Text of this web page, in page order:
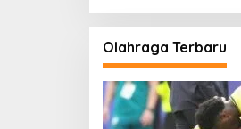
Olahraga Terbaru